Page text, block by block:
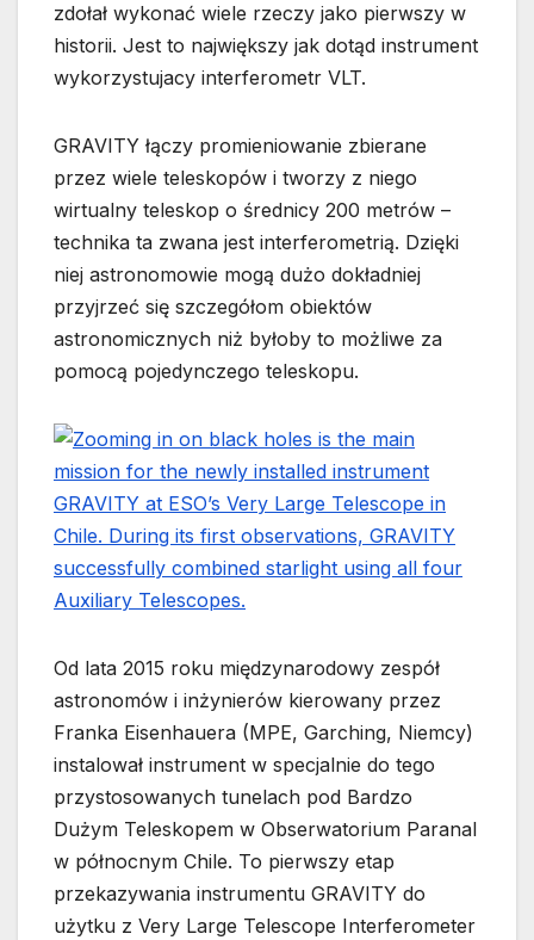
zdołał wykonać wiele rzeczy jako pierwszy w
historii. Jest to największy jak dotąd instrument
wykorzystujacy interferometr VLT.
GRAVITY łączy promieniowanie zbierane
przez wiele teleskopów i tworzy z niego
wirtualny teleskop o średnicy 200 metrów –
technika ta zwana jest interferometrią. Dzięki
niej astronomowie mogą dużo dokładniej
przyjrzeć się szczegółom obiektów
astronomicznych niż byłoby to możliwe za
pomocą pojedynczego teleskopu.
Od lata 2015 roku międzynarodowy zespół
astronomów i inżynierów kierowany przez
Franka Eisenhauera (MPE, Garching, Niemcy)
instalował instrument w specjalnie do tego
przystosowanych tunelach pod Bardzo
Dużym Teleskopem w Obserwatorium Paranal
w północnym Chile. To pierwszy etap
przekazywania instrumentu GRAVITY do
użytku z Very Large Telescope Interferometer